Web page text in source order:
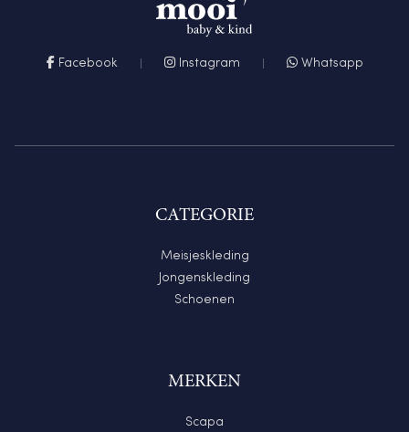
Facebook Instagram Whatsapp
CATEGORIE
Meisjeskleding
Jongenskleding
Schoenen
MERKEN
Scapa